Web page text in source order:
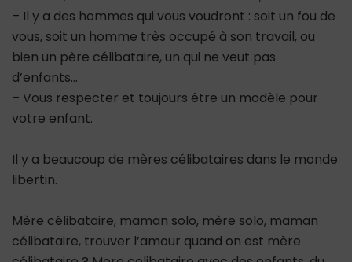
– Il y a des hommes qui vous voudront : soit un fou de
vous, soit un homme très occupé à son travail, ou
bien un père célibataire, un qui ne veut pas
d’enfants…
– Vous respecter et toujours être un modèle pour
votre enfant.
Il y a beaucoup de mères célibataires dans le monde
libertin.
Mère célibataire, maman solo, mère solo, maman
célibataire, trouver l’amour quand on est mère